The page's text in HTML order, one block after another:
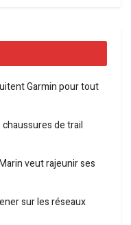
Garmin pour tout
de trail
veut rajeunir ses
sur les réseaux